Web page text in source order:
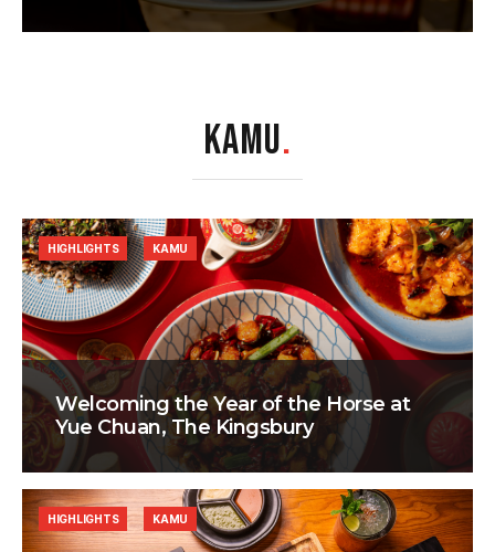
KAMU.
Welcoming the Year of the Horse at
Yue Chuan, The Kingsbury
HIGHLIGHTS KAMU
HIGHLIGHTS KAMU